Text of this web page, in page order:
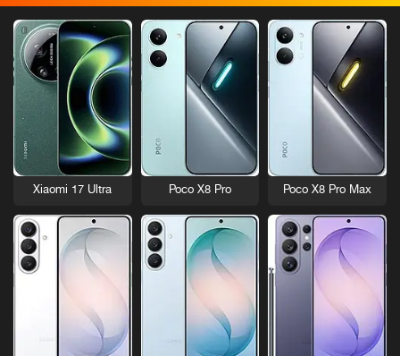
Poco X8 Pro Max
Poco X8 Pro
Xiaomi 17 Ultra